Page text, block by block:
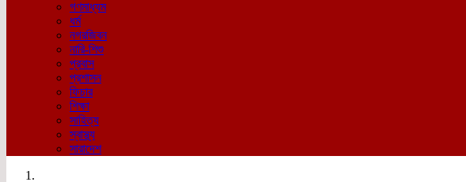
গণমাধ্যম
ধর্ম
নগরজিবন
নারি-শিশু
প্রবাস
প্রশাসন
ফিচার
শিক্ষা
সাহিত্য
স্বাস্থ্য
সারাদেশ